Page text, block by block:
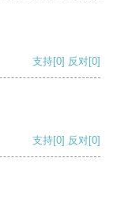
支持[0] 反对[0]
支持[0] 反对[0]